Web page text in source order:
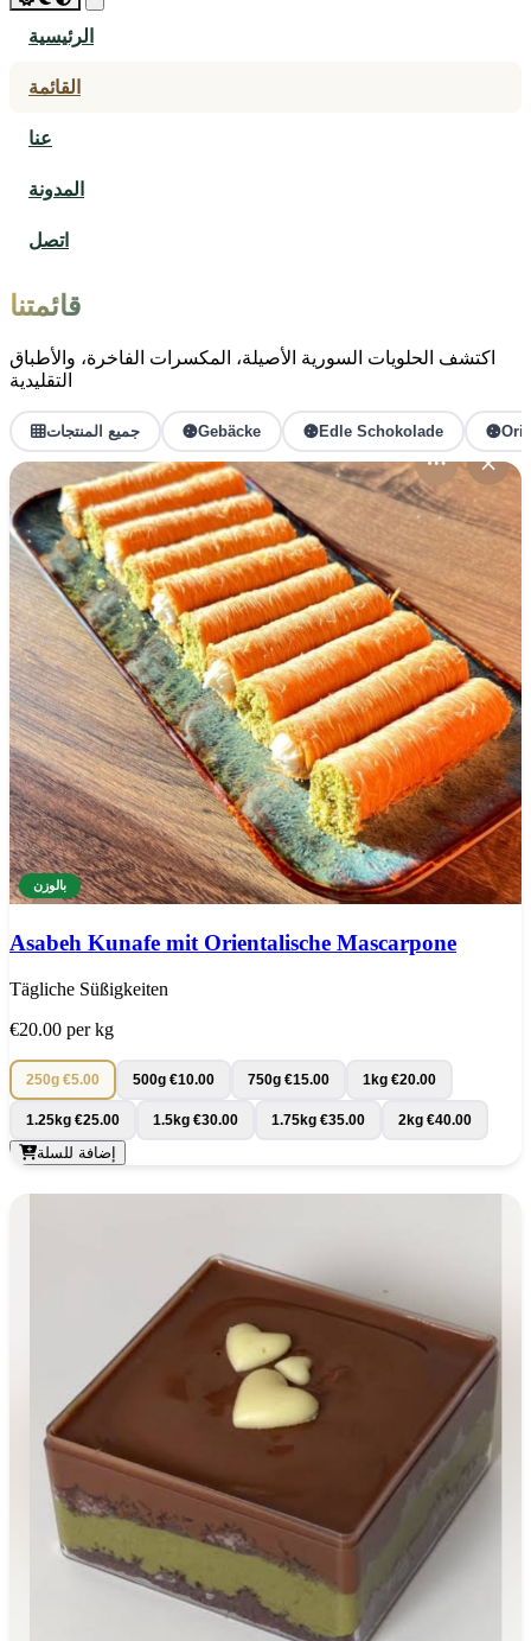
الرئيسية
القائمة
عنا
المدونة
اتصل
قائمتنا
اكتشف الحلويات السورية الأصيلة، المكسرات الفاخرة، والأطباق
التقليدية
جميع المنتجات Gebäcke Edle Schokolade
Our Products
بالوزن
Asabeh Kunafe mit Orientalische Mascarpone
Tägliche Süßigkeiten
€20.00 per kg
250g €5.00 500g €10.00 750g €15.00 1kg €20.00
1.25kg €25.00 1.5kg €30.00 1.75kg €35.00 2kg €40.00
إضافة للسلة